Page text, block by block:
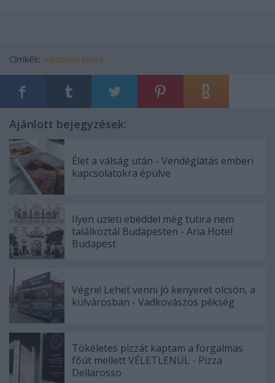
Címkék: turizmus klíma
Ajánlott bejegyzések:
Élet a válság után - Vendéglátás emberi
kapcsolatokra épülve
Ilyen üzleti ebéddel még tutira nem
találkoztál Budapesten - Aria Hotel
Budapest
Végre! Lehet venni jó kenyeret olcsón, a
külvárosban - Vadkovászos pékség
Tökéletes pizzát kaptam a forgalmas
főút mellett VÉLETLENÜL - Pizza
Dellarosso